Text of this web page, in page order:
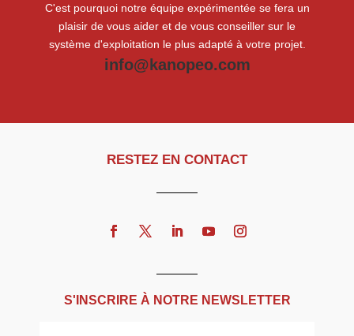
C'est pourquoi notre équipe expérimentée se fera un
plaisir de vous aider et de vous conseiller sur le
système d'exploitation le plus adapté à votre projet.
info@kanopeo.com
RESTEZ EN CONTACT
S'INSCRIRE À NOTRE NEWSLETTER